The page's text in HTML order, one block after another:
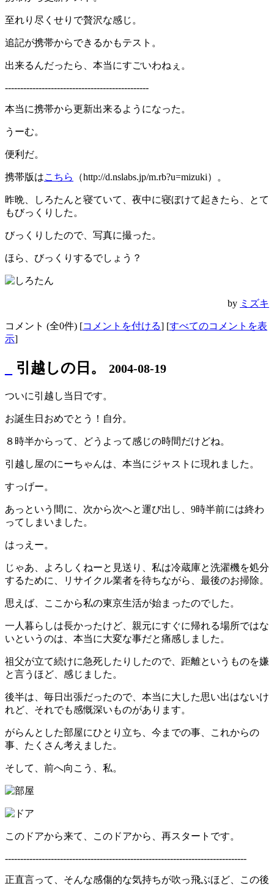
至れり尽くせりで贅沢な感じ。
追記が携帯からできるかもテスト。
出来るんだったら、本当にすごいわねぇ。
-----------------------------------------------
本当に携帯から更新出来るようになった。
うーむ。
便利だ。
携帯版はこちら （http://d.nslabs.jp/m.rb?u=mizuki）。
昨晩、しろたんと寝ていて、夜中に寝ぼけて起きたら、とて
もびっくりした。
びっくりしたので、写真に撮った。
ほら、びっくりするでしょう？
by ミズキ
コメント (全0件) [コメントを付ける] [すべてのコメントを表
示]
引越しの日。 2004-08-19
ついに引越し当日です。
お誕生日おめでとう！自分。
８時半からって、どうよって感じの時間だけどね。
引越し屋のにーちゃんは、本当にジャストに現れました。
すっげー。
あっという間に、次から次へと運び出し、9時半前には終わ
ってしまいました。
はっえー。
じゃあ、よろしくねーと見送り、私は冷蔵庫と洗濯機を処分
するために、リサイクル業者を待ちながら、最後のお掃除。
思えば、ここから私の東京生活が始まったのでした。
一人暮らしは長かったけど、親元にすぐに帰れる場所ではな
いというのは、本当に大変な事だと痛感しました。
祖父が立て続けに急死したりしたので、距離というものを嫌
と言うほど、感じました。
後半は、毎日出張だったので、本当に大した思い出はないけ
れど、それでも感慨深いものがあります。
がらんとした部屋にひとり立ち、今までの事、これからの
事、たくさん考えました。
そして、前へ向こう、私。
このドアから来て、このドアから、再スタートです。
-------------------------------------------------------------------------------
正直言って、そんな感傷的な気持ちが吹っ飛ぶほど、この後